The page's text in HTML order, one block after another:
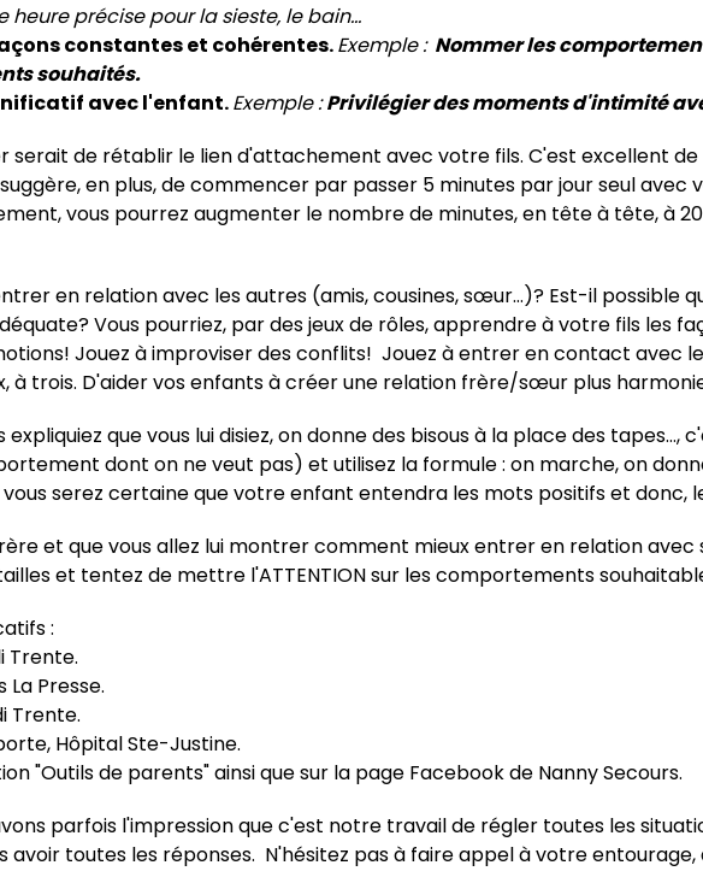
heure précise pour la sieste, le bain…
constantes et cohérentes.Exemple : Nommer les
souhaités.
avec l'enfant.Exemple :Privilégier des moments d'intimité
serait de rétablir le lien d'attachement avec votre fils. C'est excellent
en plus, de commencer par passer 5 minutes par jour seul avec
vous pourrez augmenter le nombre de minutes, en tête à tête, à
en relation avec les autres (amis, cousines, sœur…)? Est-il possible
Vous pourriez, par des jeux de rôles, apprendre à votre fils les
Jouez à improviser des conflits! Jouez à entrer en contact avec
à trois. D'aider vos enfants à créer une relation frère/sœur plus
expliquiez que vous lui disiez, on donne des bisous à la place des tapes…,
dont on ne veut pas) et utilisez la formule : on marche, on
serez certaine que votre enfant entendra les mots positifs et donc,
et que vous allez lui montrer comment mieux entrer en relation
et tentez de mettre l'ATTENTION sur les comportements
:
Trente.
Presse.
Trente.
Hôpital Ste-Justine.
"Outils de parents" ainsi que sur la page Facebook de Nanny Secours.
parfois l'impression que c'est notre travail de régler toutes les
toutes les réponses. N'hésitez pas à faire appel à votre entourage,